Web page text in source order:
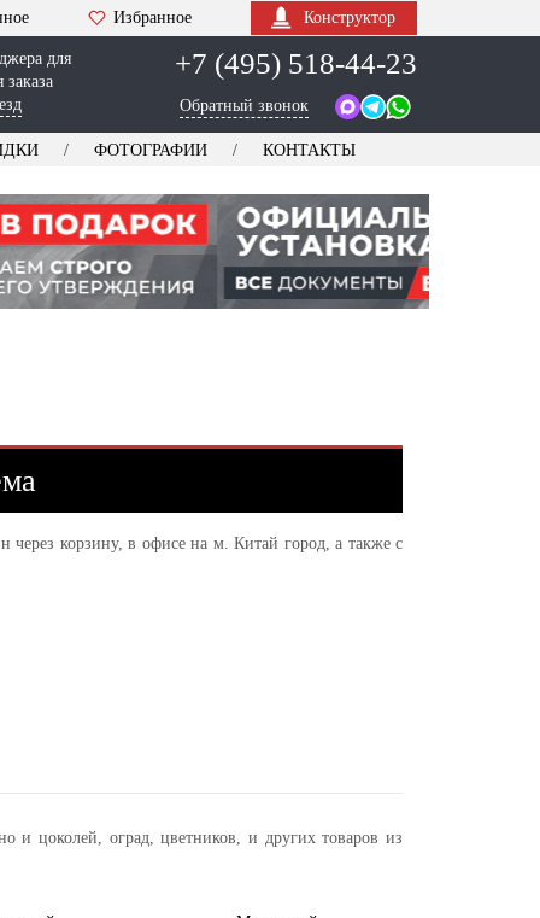
Избранное Конструктор
для
+7 (495) 518-44-23
Обратный звонок
ФОТОГРАФИИ КОНТАКТЫ
через корзину, в офисе на м. Китай город, а также с
и цоколей, оград, цветников, и других товаров из